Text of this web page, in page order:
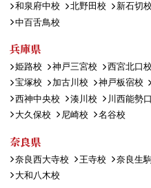
和泉府中校
北野田校 新石切校
中百舌鳥校
兵庫県
姫路校 神戸三宮校 西宮北口校
宝塚校
加古川校 神戸板宿校
西神中央校
湊川校 川西能勢
大久保校
尼崎校 名谷校
奈良県
奈良西大寺校 王寺校 奈良生
大和八木校